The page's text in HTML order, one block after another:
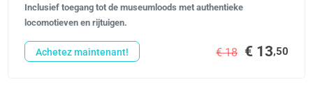
Inclusief toegang tot de museumloods met authentieke
locomotieven en rijtuigen.
€ 18 € 13,50
Achetez maintenant!